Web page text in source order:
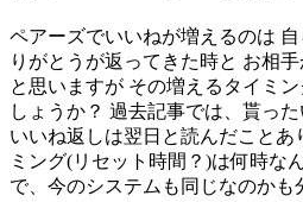
ペアーズでいいねが増えるのは
りがとうが返ってきた時と お相
と思いますが その増えるタイミ
しょうか？ 過去記事では、貰っ
いいね返しは翌日と読んだことあ
ミング(リセット時間？)は何時な
で、今のシステムも同じなのか